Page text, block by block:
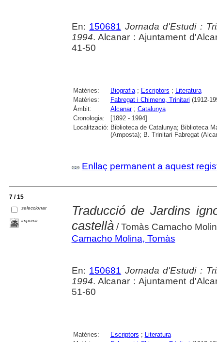
En: 150681 Jornada d'Estudi :
1994. Alcanar : Ajuntament
41-50
Matèries: Biografia; Escriptors ; Literatura
Matèries:
Fabregat i Chimeno, Trinitari (1912-
Àmbit:
Alcanar; Catalunya
Cronologia:
[1892 - 1994]
Localització: Biblioteca de Catalunya; Biblioteca
(Amposta); B. Trinitari Fabregat
Enllaç permanent a aquest
7 / 15
seleccionar
imprimir
Traducció de Jardins
castellà/ Tomàs Camacho
Camacho Molina, Tomàs
En: 150681 Jornada d'Estudi :
1994. Alcanar : Ajuntament
51-60
Matèries: Escriptors ; Literatura